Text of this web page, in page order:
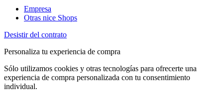
Empresa
Otras nice Shops
Desistir del contrato
Personaliza tu experiencia de compra
Sólo utilizamos cookies y otras tecnologías para ofrecerte una
experiencia de compra personalizada con tu consentimiento
individual.